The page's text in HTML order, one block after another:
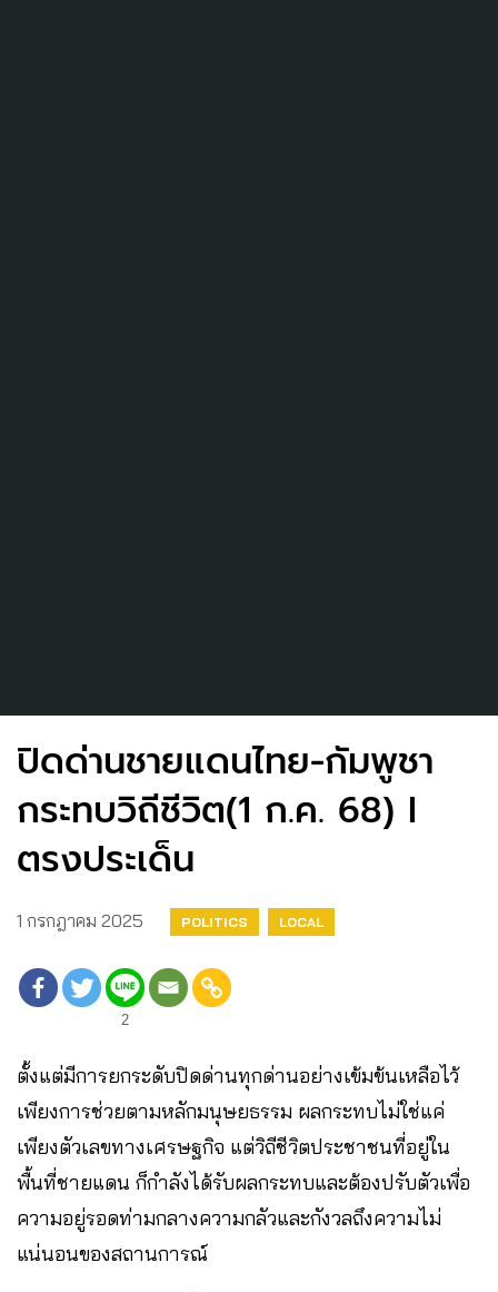
ปิดด่านชายแดนไทย-กัมพูชา
กระทบวิถีชีวิต(1 ก.ค. 68) I
ตรงประเด็น
1 กรกฎาคม 2025 POLITICS LOCAL
2
ตั้งแต่มีการยกระดับปิดด่านทุกด่านอย่างเข้มข้นเหลือไว้
เพียงการช่วยตามหลักมนุษยธรรม ผลกระทบไม่ใช่แค่
เพียงตัวเลขทางเศรษฐกิจ แต่วิถีชีวิตประชาชนที่อยู่ใน
พื้นที่ชายแดน ก็กำลังได้รับผลกระทบและต้องปรับตัวเพื่อ
ความอยู่รอดท่ามกลางความกลัวและกังวลถึงความไม่
แน่นอนของสถานการณ์